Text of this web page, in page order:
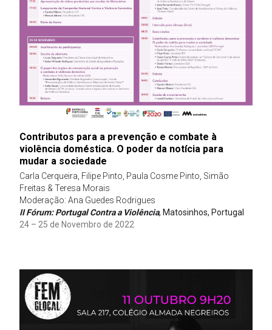
Contributos para a prevenção e combate à
violência doméstica. O poder da notícia para
mudar a sociedade
Carla Cerqueira, Filipe Pinto, Paula Cosme Pinto, Simão
Freitas & Teresa Morais
Moderação: Ana Guedes Rodrigues
II Fórum: Portugal Contra a Violência, Matosinhos, Portugal
24 – 25 de Novembro de 2022